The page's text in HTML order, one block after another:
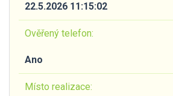
22.5.2026 11:15:02
Ověřený telefon:
Ano
Místo realizace: